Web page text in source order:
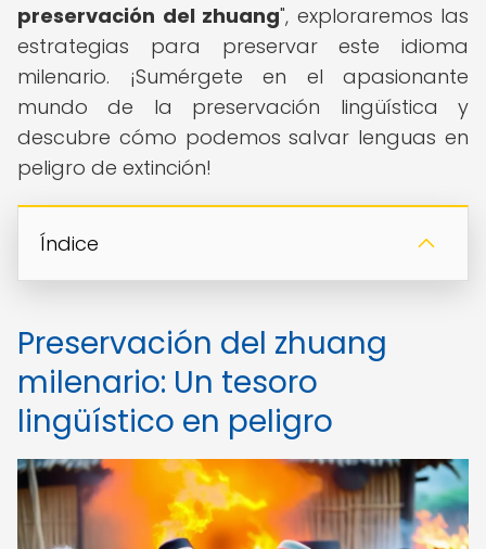
preservación del zhuang", exploraremos las
estrategias para preservar este idioma
milenario. ¡Sumérgete en el apasionante
mundo de la preservación lingüística y
descubre cómo podemos salvar lenguas en
peligro de extinción!
Índice
Preservación del zhuang
milenario: Un tesoro
lingüístico en peligro